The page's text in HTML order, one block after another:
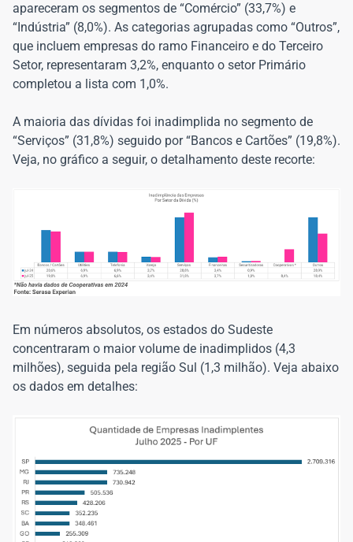
apareceram os segmentos de “Comércio” (33,7%) e
“Indústria” (8,0%). As categorias agrupadas como “Outros”,
que incluem empresas do ramo Financeiro e do Terceiro
Setor, representaram 3,2%, enquanto o setor Primário
completou a lista com 1,0%.
A maioria das dívidas foi inadimplida no segmento de
“Serviços” (31,8%) seguido por “Bancos e Cartões” (19,8%).
Veja, no gráfico a seguir, o detalhamento deste recorte:
Em números absolutos, os estados do Sudeste
concentraram o maior volume de inadimplidos (4,3
milhões), seguida pela região Sul (1,3 milhão). Veja abaixo
os dados em detalhes: